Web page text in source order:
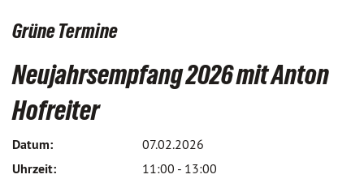
Grüne Termine
Neujahrsempfang 2026 mit Anton
Hofreiter
Datum: 07.02.2026
Uhrzeit: 11:00 - 13:00